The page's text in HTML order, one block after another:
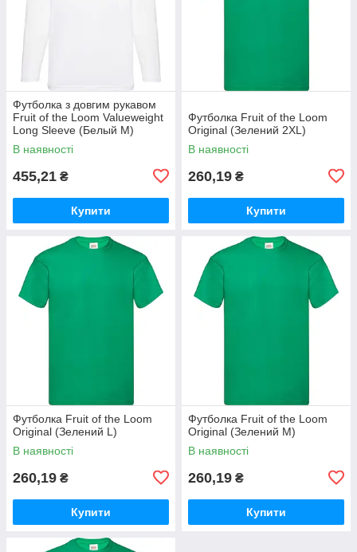
Футболка з довгим рукавом
Fruit of the Loom Valueweight
Long Sleeve (Белый М)
В наявності
455,21 ₴
Купити
Футболка Fruit of the Loom
Original (Зелений 2XL)
В наявності
260,19 ₴
Купити
Футболка Fruit of the Loom
Original (Зелений L)
В наявності
260,19 ₴
Купити
Футболка Fruit of the Loom
Original (Зелений М)
В наявності
260,19 ₴
Купити